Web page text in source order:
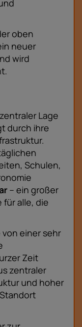
oben
neuer
wird
Lage
durch ihre
Schulen,
– ein großer
für alle, die
einer sehr
Zeit
zentraler
und hoher